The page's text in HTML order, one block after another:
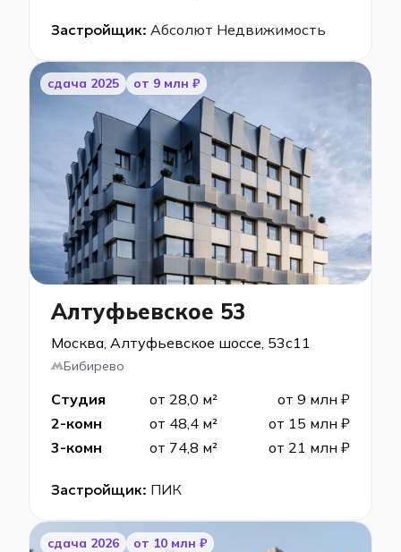
Застройщик: Абсолют Недвижимость
cдача 2025 от 9 млн ₽
Алтуфьевское 53
Москва, Алтуфьевское шоссе, 53с11
Бибирево
Студия от 28,0 м²
от 9 млн ₽
2-комн
от 48,4 м²
от 15 млн ₽
3-комн
от 74,8 м² от 21 млн ₽
Застройщик: ПИК
cдача 2026 от 10 млн ₽